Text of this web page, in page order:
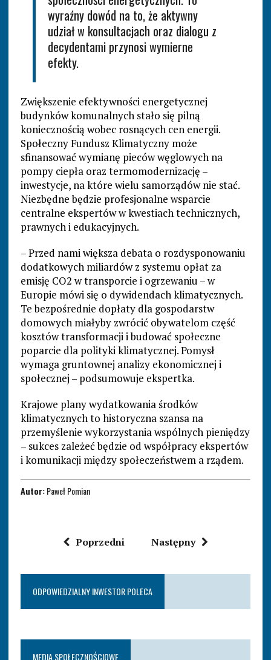
wyraźny dowód na to, że aktywny
udział w konsultacjach oraz dialogu z
decydentami przynosi wymierne
efekty.
Zwiększenie efektywności energetycznej
budynków komunalnych stało się pilną
koniecznością wobec rosnących cen energii.
Społeczny Fundusz Klimatyczny może
sfinansować wymianę pieców węglowych na
pompy ciepła oraz termomodernizację –
inwestycje, na które wielu samorządów nie stać.
Niezbędne będzie profesjonalne wsparcie
centralne ekspertów w kwestiach technicznych,
prawnych i edukacyjnych.
– Przed nami większa debata o rozdysponowaniu
dodatkowych miliardów z systemu opłat za
emisję CO2 w transporcie i ogrzewaniu – w
Europie mówi się o dywidendach klimatycznych.
Te bezpośrednie dopłaty dla gospodarstw
domowych miałyby zwrócić obywatelom część
kosztów transformacji i budować społeczne
poparcie dla polityki klimatycznej. Pomysł
wymaga gruntownej analizy ekonomicznej i
społecznej – podsumowuje ekspertka.
Krajowe plany wydatkowania środków
klimatycznych to historyczna szansa na
przemyślenie wykorzystania wspólnych pieniędzy
– sukces zależeć będzie od współpracy ekspertów
i komunikacji między społeczeństwem a rządem.
Autor:Paweł Pomian
Poprzedni Następny
ODPOWIEDZIALNY INWESTOR POLECA
MEDIA SPOŁECZNOŚCIOWE